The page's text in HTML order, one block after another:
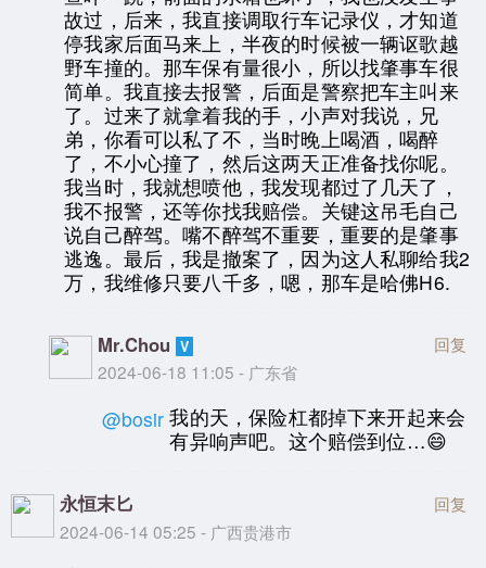
故过，后来，我直接调取行车记录仪，才知道
停我家后面马来上，半夜的时候被一辆讴歌越
野车撞的。那车保有量很小，所以找肇事车很
简单。我直接去报警，后面是警察把车主叫来
了。过来了就拿着我的手，小声对我说，兄
弟，你看可以私了不，当时晚上喝酒，喝醉
了，不小心撞了，然后这两天正准备找你呢。
我当时，我就想喷他，我发现都过了几天了，
我不报警，还等你找我赔偿。关键这吊毛自己
说自己醉驾。嘴不醉驾不重要，重要的是肇事
逃逸。最后，我是撤案了，因为这人私聊给我2
万，我维修只要八千多，嗯，那车是哈佛H6.
Mr.Chou
2024-06-18 11:05 - 广东省
回复
@bosir 我的天，保险杠都掉下来开起来会
有异响声吧。这个赔偿到位…😄
永恒末匕
2024-06-14 05:25 - 广西贵港市
回复